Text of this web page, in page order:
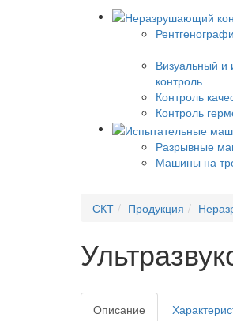
Визуальный и
контроль
Контроль
Контроль
Разрывные
Машины на
СКТ Продукция
Описание